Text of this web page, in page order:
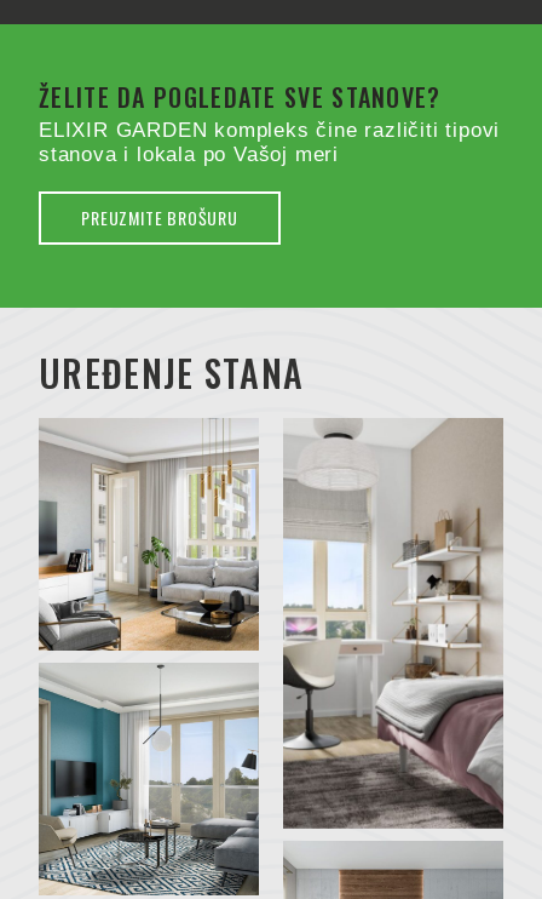
ŽELITE DA POGLEDATE SVE STANOVE?
ELIXIR GARDEN kompleks čine različiti tipovi
stanova i lokala po Vašoj meri
PREUZMITE BROŠURU
UREĐENJE STANA